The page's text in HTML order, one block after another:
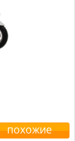
похожие